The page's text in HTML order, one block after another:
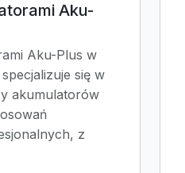
Aku-
Aku-Plus w
się w
akumulatorów
z